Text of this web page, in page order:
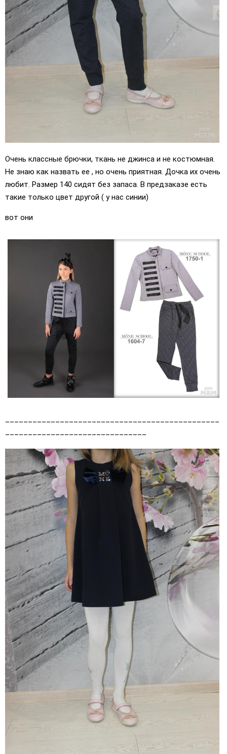
Очень классные брючки, ткань не джинса и не костюмная.
Не знаю как назвать ее , но очень приятная. Дочка их очень
любит. Размер 140 сидят без запаса. В предзаказе есть
такие только цвет другой ( у нас синии)
вот они